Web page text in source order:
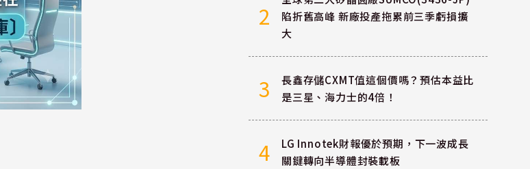
2
陷折舊高峰 新廠投產拖累前三季虧損擴
大
3
長鑫存儲CXMT值這個價嗎？預估本益比
是三星、海力士的4倍！
4
LG Innotek財報優於預期，下一波成長
關鍵轉向半導體封裝載板